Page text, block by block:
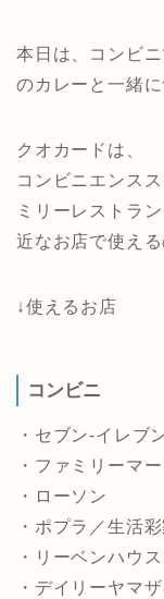
本日は、コンビ
のカレーと一緒
クオカードは、
コンビニエンス
ミリーレストラ
近なお店で使え
↓使えるお店
コンビニ
・セブン-イレブ
・ファミリーマ
・ローソン
・ポプラ／生活
・リーベンハウ
・デイリーヤマ